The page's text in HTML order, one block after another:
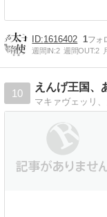
1616402 1
週間IN:2 週間OUT:2
10
えんげ王国、
マキァヴェッリ